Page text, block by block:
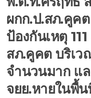
ผกก.ป.สภ.คูค
ป้องกันเหตุ
สภ.คูคต บริเว
จำนวนมาก แ
จยย.หายในพื้น